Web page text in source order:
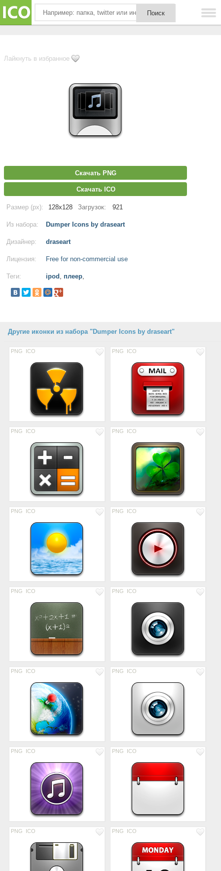
Лайкнуть в избранное
Скачать PNG
Скачать ICO
Размер (px): 128x128 Загрузок: 921
Из набора: Dumper Icons by draseart
Дизайнер: draseart
Лицензия: Free for non-commercial use
Теги: ipod , плеер,
Другие иконки из набора "Dumper Icons by draseart"
PNG ICO PNG ICO
PNG ICO PNG ICO
PNG ICO PNG ICO
PNG ICO PNG ICO
PNG ICO PNG ICO
PNG ICO PNG ICO
PNG ICO PNG ICO